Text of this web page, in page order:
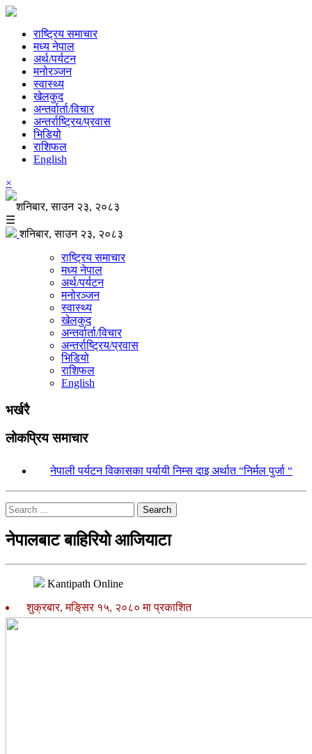
राष्ट्रिय समाचार
मध्य नेपाल
अर्थ/पर्यटन
मनोरञ्जन
स्वास्थ्य
खेलकुद
अन्तर्वार्ता/विचार
अन्तर्राष्ट्रिय/प्रवास
भिडियो
राशिफल
English
×
शनिबार, साउन २३, २०८३
☰
शनिबार, साउन २३, २०८३
राष्ट्रिय समाचार
मध्य नेपाल
अर्थ/पर्यटन
मनोरञ्जन
स्वास्थ्य
खेलकुद
अन्तर्वार्ता/विचार
अन्तर्राष्ट्रिय/प्रवास
भिडियो
राशिफल
English
भर्खरै
लोकप्रिय समाचार
नेपाली पर्यटन विकासका पर्यायी निम्स दाइ अर्थात “निर्मल पुर्जा “
Search
नेपालबाट बाहिरियो आजियाटा
Kantipath Online
शुक्रबार, मङि्सर १५, २०८० मा प्रकाशित